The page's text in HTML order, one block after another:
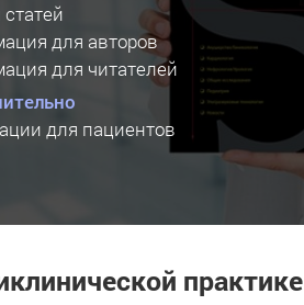
для авторов
для читателей
для пациентов
практике